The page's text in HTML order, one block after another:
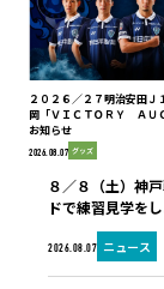
２０２６／２７明治安田Ｊ
岡「ＶＩＣＴＯＲＹ ＡＵ
お知らせ
2026.08.07 グッズ
2026.08.07 ニュース
８／８（土）神
ドで練習見学を